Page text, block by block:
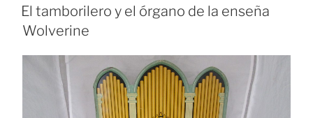
EL
El tamborilero y el órgano de la enseña
Wolverine